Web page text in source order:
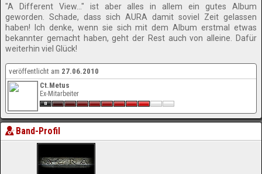
"A Different View..." ist aber alles in allem ein gutes Album
geworden. Schade, dass sich AURA damit soviel Zeit gelassen
haben! Ich denke, wenn sie sich mit dem Album erstmal etwas
bekannter gemacht haben, geht der Rest auch von alleine. Dafür
weiterhin viel Glück!
veröffentlicht am 27.06.2010
Ct.Metus
Ex-Mitarbeiter
Band-Profil